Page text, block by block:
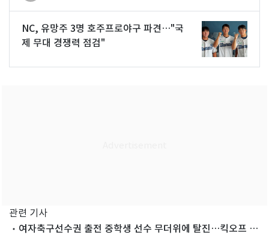
NC, 유망주 3명 호주프로야구 파견…"국
제 무대 경쟁력 점검"
관련 기사
여자축구선수권 출전 중학생 선수 무더위에 탈진…킥오프 1